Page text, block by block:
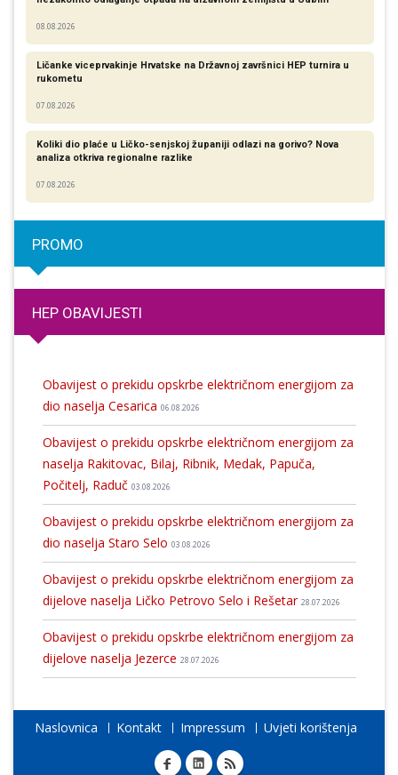
08.08.2026
Ličanke viceprvakinje Hrvatske na Državnoj završnici HEP turnira u
rukometu
07.08.2026
Koliki dio plaće u Ličko-senjskoj županiji odlazi na gorivo? Nova
analiza otkriva regionalne razlike​
07.08.2026
PROMO
HEP OBAVIJESTI
Obavijest o prekidu opskrbe električnom energijom za
dio naselja Cesarica 06.08.2026
Obavijest o prekidu opskrbe električnom energijom za
naselja Rakitovac, Bilaj, Ribnik, Medak, Papuča,
Počitelj, Raduč 03.08.2026
Obavijest o prekidu opskrbe električnom energijom za
dio naselja Staro Selo 03.08.2026
Obavijest o prekidu opskrbe električnom energijom za
dijelove naselja Ličko Petrovo Selo i Rešetar 28.07.2026
Obavijest o prekidu opskrbe električnom energijom za
dijelove naselja Jezerce 28.07.2026
Naslovnica Kontakt Impressum Uvjeti korištenja